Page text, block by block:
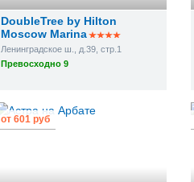
DoubleTree by Hilton
Moscow Marina
Ленинградское ш., д.39, стр.1
Превосходно 9
от 601 руб